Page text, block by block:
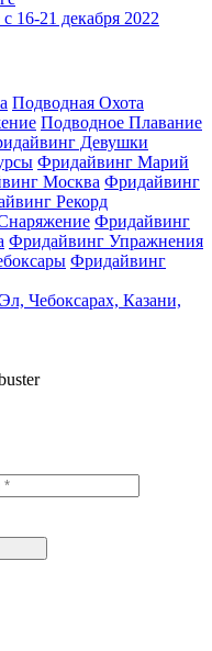
16-21 декабря 2022
Подводная Охота
Подводное Плавание
Девушки
Фридайвинг Марий
Москва Фридайвинг
Рекорд
Фридайвинг
Фридайвинг Упражнения
Фридайвинг